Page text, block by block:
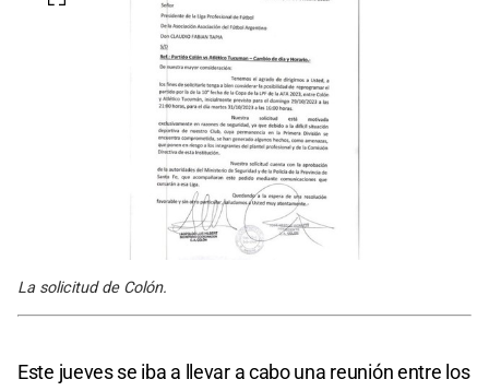
La solicitud de Colón.
Este jueves se iba a llevar a cabo una reunión entre los